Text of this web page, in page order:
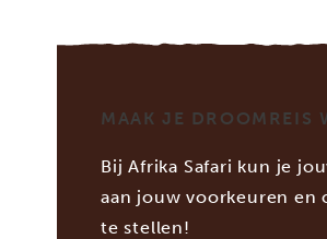
MAAK JE DROOMREIS
Bij Afrika Safari kun je
aan jouw voorkeuren en
te stellen!